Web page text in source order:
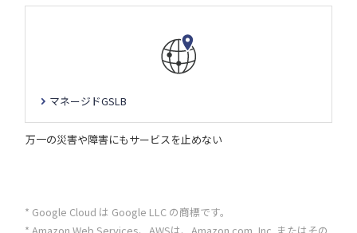
マネージドGSLB
万一の災害や障害にもサービスを止めない
* Google Cloud は Google LLC の商標です。